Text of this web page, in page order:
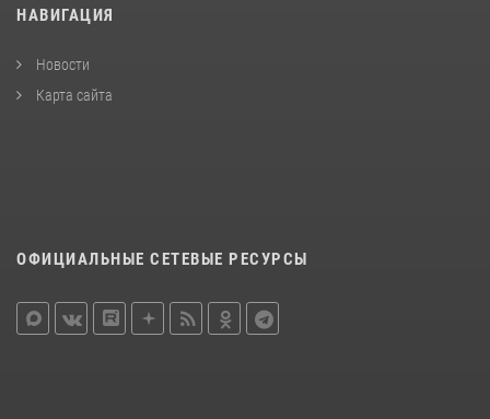
НАВИГАЦИЯ
Новости
Карта сайта
ОФИЦИАЛЬНЫЕ СЕТЕВЫЕ РЕСУРСЫ